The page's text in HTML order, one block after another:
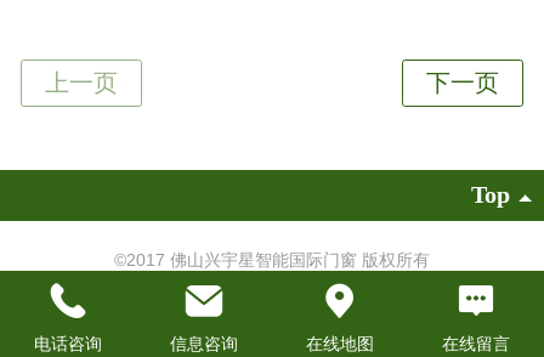
Top
©2017 佛山兴宇星智能国际门窗 版权所有
技术支持：
| 电脑版
电话咨询 信息咨询 在线地图 在线留言